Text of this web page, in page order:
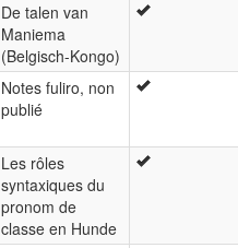
De talen van
Maniema
(Belgisch-Kongo)
Notes fuliro, non
publié
Les rôles
syntaxiques du
pronom de
classe en Hunde